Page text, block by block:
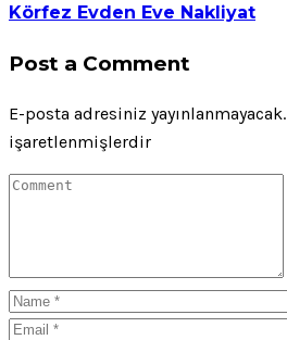
Körfez Evden Eve Nakliyat
Post a Comment
E-posta adresiniz yayınlanmayacak.
işaretlenmişlerdir